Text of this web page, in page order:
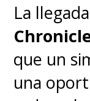
en esta
que para
su
nuevo
La
que un
una